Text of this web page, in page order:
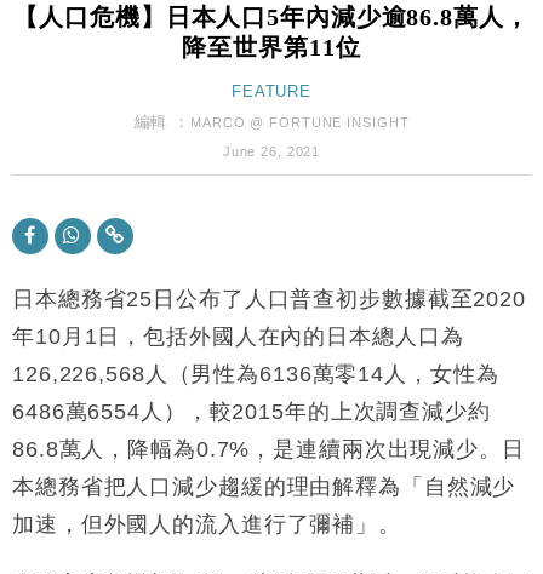
11:12
國際｜特朗普料美伊戰事快結束 承認部分彈藥庫存緊
財經｜SA售股自救後再出手 斥4億美元押注未上市公
財經｜華僑銀行上半年淨利創新高 中期息增15%至
47仙
17:33
及消費表現
損失近6900萬元
16:05
財經｜日經失守6.5萬點後回穩 全周仍升近2%
粦接任
15:11
財經｜韓股反覆波動收跌 連挫7周創逾3年最長跌勢
13:44
財經｜內地7月美元計價出口增近24%勝預期 貿易順
差達1125億美元
【人口危機】日本人口5年內減少逾86.8萬人，
降至世界第11位
FEATURE
編輯 ：
MARCO @ FORTUNE INSIGHT
June 26, 2021
日本總務省25日公布了人口普查初步數據截至2020
年10月1日，包括外國人在內的日本總人口為
126,226,568人（男性為6136萬零14人，女性為
6486萬6554人），較2015年的上次調查減少約
86.8萬人，降幅為0.7%，是連續兩次出現減少。日
本總務省把人口減少趨緩的理由解釋為「自然減少
加速，但外國人的流入進行了彌補」。